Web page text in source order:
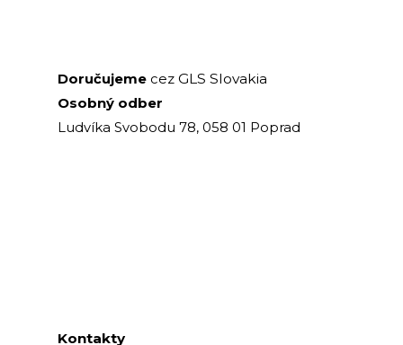
Doručujeme cez GLS Slovakia
Osobný odber
Ludvíka Svobodu 78, 058 01 Poprad
Kontakty